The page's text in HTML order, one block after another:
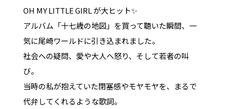
OH MY LITTLE GIRLが大ヒット✨
アルバム「十七歳の地図」を買って聴いた瞬間、一
気に尾崎ワールドに引き込まれました。
社会への疑問、愛や大人へ怒り、そして若者の叫
び。
当時の私が抱えていた閉塞感やモヤモヤを、まるで
代弁してくれるような歌詞。